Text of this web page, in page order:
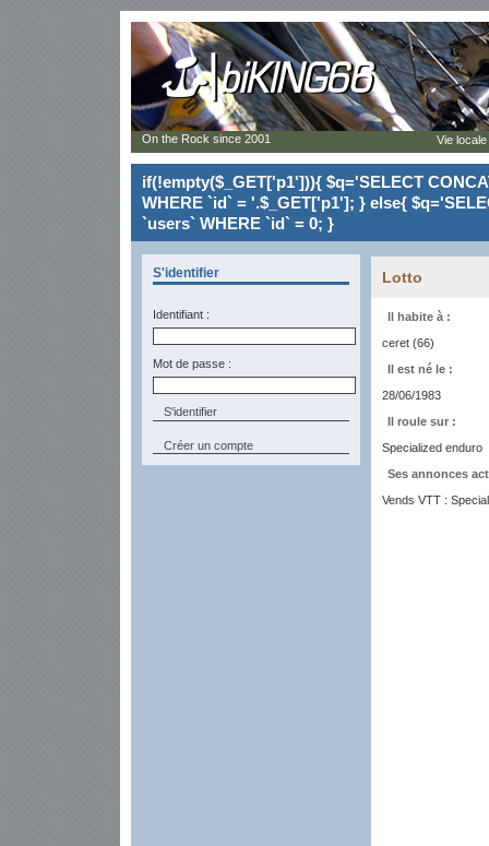
if(!empty($_GET['p1'])){ $q='SELECT
WHERE `id` = '.$_GET['p1']; } else{
`users` WHERE `id` = 0; }
S'identifier
Identifiant :
Mot de passe :
Créer un compte
Lotto
Il habite à :
ceret (66)
Il est né le :
28/06/1983
Il roule sur :
Specialized enduro
Ses annonces
Vends VTT :
On the Rock since 2001 Vie